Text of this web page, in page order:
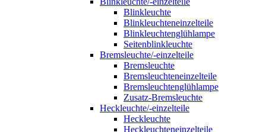
Blinkleuchte
Blinkleuchteneinzelteile
Blinkleuchtenglühlampe
Seitenblinkleuchte
Bremsleuchte/-einzelteile
Bremsleuchte
Bremsleuchteneinzelteile
Bremsleuchtenglühlampe
Zusatz-Bremsleuchte
Heckleuchte/-einzelteile
Heckleuchte
Heckleuchteneinzelteile